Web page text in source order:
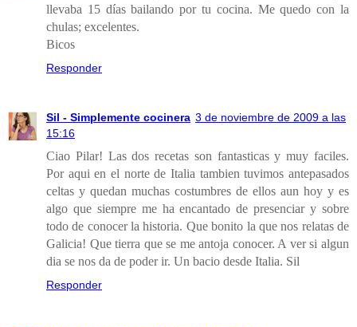
llevaba 15 días bailando por tu cocina. Me quedo con la
chulas; excelentes.
Bicos
Responder
Sil - Simplemente cocinera 3 de noviembre de 2009 a las
15:16
Ciao Pilar! Las dos recetas son fantasticas y muy faciles.
Por aqui en el norte de Italia tambien tuvimos antepasados
celtas y quedan muchas costumbres de ellos aun hoy y es
algo que siempre me ha encantado de presenciar y sobre
todo de conocer la historia. Que bonito la que nos relatas de
Galicia! Que tierra que se me antoja conocer. A ver si algun
dia se nos da de poder ir. Un bacio desde Italia. Sil
Responder